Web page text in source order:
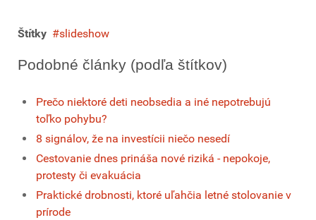
Štítky slideshow
Podobné články (podľa štítkov)
Prečo niektoré deti neobsedia a iné nepotrebujú
toľko pohybu?
8 signálov, že na investícii niečo nesedí
Cestovanie dnes prináša nové riziká - nepokoje,
protesty či evakuácia
Praktické drobnosti, ktoré uľahčia letné stolovanie v
prírode